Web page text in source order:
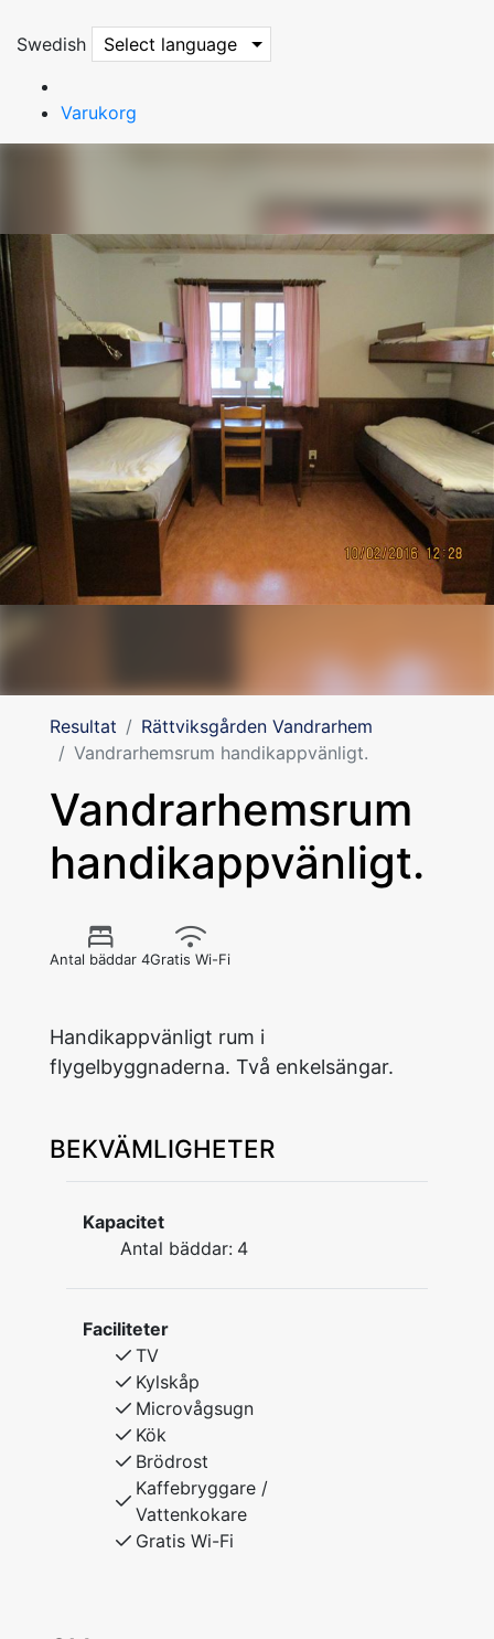
Swedish Select language
Varukorg
Resultat
Rättviksgården Vandrarhem
Vandrarhemsrum handikappvänligt.
Vandrarhemsrum
handikappvänligt.
Antal bäddar 4Gratis Wi-Fi
Handikappvänligt rum i
flygelbyggnaderna. Två enkelsängar.
BEKVÄMLIGHETER
Kapacitet
Antal bäddar: 4
Faciliteter
TV
Kylskåp
Microvågsugn
Kök
Brödrost
Kaffebryggare /
Vattenkokare
Gratis Wi-Fi